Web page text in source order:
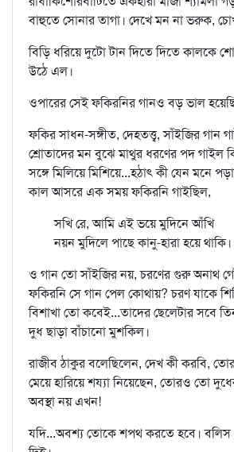
বাহুতে সোনার তাগা। দেখে মন না ভরুক,
বিড়ি ধরিয়ে দুটো টান দিতে দিতে কালকে
উঠে এল।
ওপারের সেই ফকিরনির গানও বড় ভাল
ফকির সাধন-সঙ্গীত, দেহতত্ত্ব, সাঁইজির গান
শ্রোতাদের মন বুঝে মাথুর ধরণের পদ গাইল
সঙ্গে মিলিয়ে মিশিয়ে...হঠাৎ কী যেন মনে
কাল আসরে এক সময় ফকিরনি গাইছিল,
সখি রে, আমি এই ভয়ে মুদিনে আঁখি
নয়ন মুদিলে পাছে কানু-হারা হয়ে থাকি।
ও গান তো সাঁইজির নয়, চরণের গুরু অনাথ
ফকিরনি সে গান পেল কোথায়? চরণ যাকে
বিশাখা তো কবেই...তাদের ছেলেটার সবে
দুধ ছাড়া বাঁচানো মুশকিল।
রাজীব ঠাকুর বলেছিলেন, দেখ কী করবি,
মেয়ে হারিয়ে শয্যা নিয়েছেন, তোরও তো
অবস্থা নয় এখন!
যদি...অবশ্য তোকে শপথ করতে হবে। বলিস